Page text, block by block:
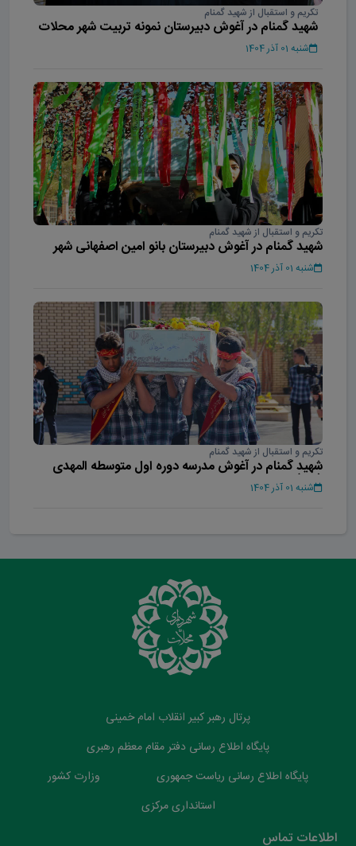
تکریم و استقبال از شهید گمنام
شهید گمنام در آغوش دبیرستان نمونه تربیت شهر محلات
شنبه 01 آذر 1404
تکریم و استقبال از شهید گمنام
شهید گمنام در آغوش دبیرستان بانو امین اصفهانی شهر
محلات
شنبه 01 آذر 1404
تکریم و استقبال از شهید گمنام
شهید گمنام در آغوش مدرسه دوره اول متوسطه المهدی
(عج)
شنبه 01 آذر 1404
پرتال رهبر کبیر انقلاب امام خمینی
پایگاه اطلاع رسانی دفتر مقام معظم رهبری
پایگاه اطلاع رسانی ریاست جمهوری
وزارت کشور
استانداری مرکزی
اطلاعات تماس